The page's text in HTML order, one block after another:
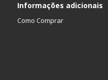
Informações adicionais
Como Comprar